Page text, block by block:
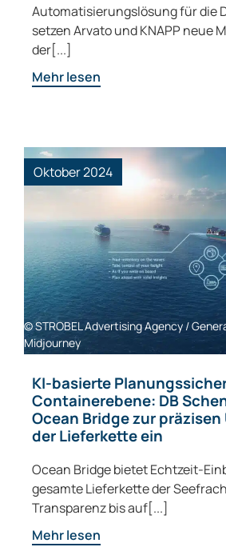
Automatisierungslösung für die
setzen Arvato und KNAPP neue
der[...]
Mehr lesen
Oktober 2024
© STROBEL Advertising Agency /
Midjourney
KI-basierte
Containerebene: DB
Ocean Bridge zur
der Lieferkette ein
Ocean Bridge bietet Echtzeit-
gesamte Lieferkette der
Transparenz bis auf[...]
Mehr lesen